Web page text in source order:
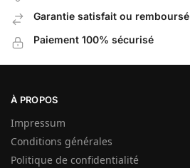
Garantie satisfait ou remboursé
Paiement 100% sécurisé
À PROPOS
Impressum
Conditions générales
Politique de confidentialité